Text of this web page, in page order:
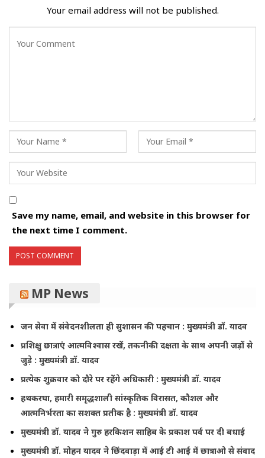
Your email address will not be published.
Save my name, email, and website in this browser for
the next time I comment.
MP News
जन सेवा में संवेदनशीलता ही सुशासन की पहचान : मुख्यमंत्री डॉ. यादव
प्रशिक्षु छात्राएं आत्मविश्वास रखें, तकनीकी दक्षता के साथ अपनी जड़ों से
जुड़े : मुख्यमंत्री डॉ. यादव
प्रत्येक शुक्रवार को दौरे पर रहेंगे अधिकारी : मुख्यमंत्री डॉ. यादव
हथकरघा, हमारी समृद्धशाली सांस्कृतिक विरासत, कौशल और
आत्मनिर्भरता का सशक्त प्रतीक है : मुख्यमंत्री डॉ. यादव
मुख्यमंत्री डॉ. यादव ने गुरु हरकिशन साहिब के प्रकाश पर्व पर दी बधाई
मुख्यमंत्री डॉ. मोहन यादव ने छिंदवाड़ा में आई टी आई में छात्राओ से संवाद